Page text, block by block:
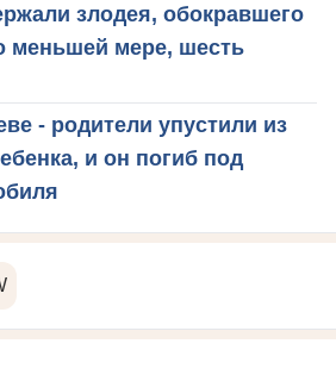
злодея, обокравшего
меньшей мере, шесть
- родители упустили из
и он погиб под